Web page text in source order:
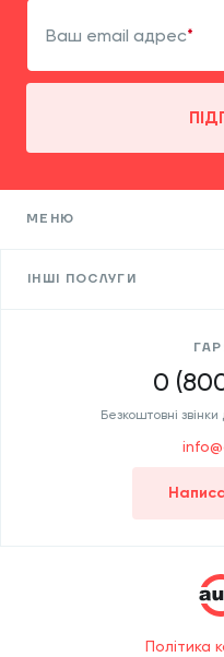
Ваш email адрес
МЕНЮ
ІНШІ ПОСЛУГИ
0
Безкоштовні
Політика